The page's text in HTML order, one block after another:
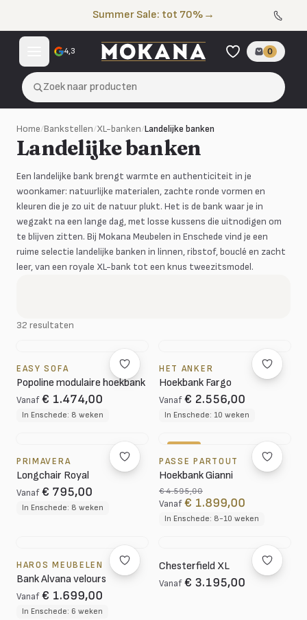
Summer Sale: tot 70% →
4,3 0
Zoek naar producten
Home/Bankstellen/XL-banken/Landelijke banken
Landelijke banken
Een landelijke bank brengt warmte en authenticiteit in je
woonkamer: natuurlijke materialen, zachte ronde vormen en
kleuren die je zo uit de natuur plukt. Het is de bank waar je in
wegzakt na een lange dag, met losse kussens die uitnodigen om
te blijven zitten. Bij Mokana Meubelen in Enschede vind je een
ruime selectie landelijke banken in linnen, ribstof, bouclé en zacht
leer, van een royale XL-bank tot een knus tweezitsmodel.
32 resultaten
EASY SOFA
Popoline modulaire hoekbank
Vanaf € 1.474,00
In Enschede: 8 weken
HET ANKER
Hoekbank Fargo
Vanaf € 2.556,00
In Enschede: 10 weken
PRIMAVERA
Longchair Royal
Vanaf € 795,00
In Enschede: 8 weken
PASSE PARTOUT
Hoekbank Gianni
€ 4.595,00
Vanaf € 1.899,00
In Enschede: 8-10 weken
HAROS MEUBELEN
Bank Alvana velours
Vanaf € 1.699,00
In Enschede: 6 weken
Chesterfield XL
Vanaf € 3.195,00